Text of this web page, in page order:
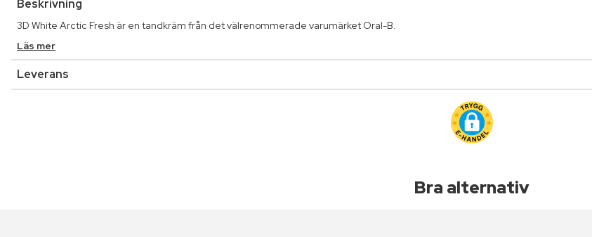
Beskrivning
3D White Arctic Fresh är en tandkräm från det välrenommerade varumärket Oral-B.
Läs mer
Leverans
Bra alternativ